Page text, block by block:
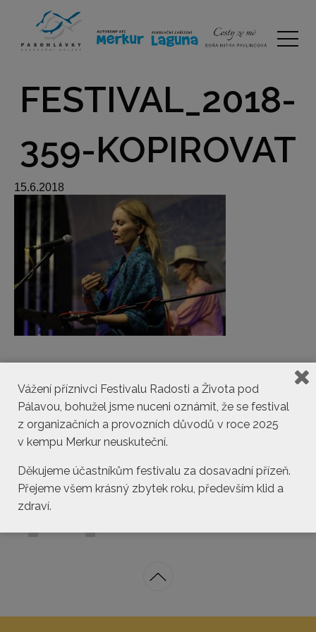
FESTIVAL_2018-
359-KOPIROVAT
15.6.2018
kemp@pasohlavky.cz
Vážení příznivci Festivalu Radosti a Života pod
Pálavou, bohužel jsme nuceni oznámit, že se festival
z organizačních a provozních důvodů v roce 2025
v kempu Merkur neuskuteční.
Děkujeme účastníkům festivalu za dosavadní přízeň.
Přejeme všem krásný zbytek roku, především klid a
zdraví.